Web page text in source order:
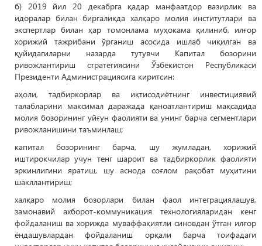
б) 2019 йил 20 декабрга қадар манфаатдор вазирлик ва
идоралар билан биргаликда халқаро молия институтлари ва
экспертлар билан ҳар томонлама муҳокама қилиниб, илғор
хорижий тажрибани ўрганиш асосида ишлаб чиқилган ва
қуйидагиларни назарда тутувчи Капитал бозорини
ривожлантириш стратегиясини Ўзбекистон Республикаси
Президенти Администрациясига киритсин:
аҳоли, тадбиркорлар ва иқтисодиётнинг инвестициявий
талабларини максимал даражада қаноатлантириш мақсадида
молия бозорининг уйғун фаолияти ва унинг барча сегментлари
ривожланишини таъминлаш;
капитал бозорининг барча, шу жумладан, хорижий
иштирокчилар учун тенг шароит ва тадбиркорлик фаолияти
эркинлигини яратиш, шу аснода соғлом рақобат муҳитини
шакллантириш;
халқаро молия бозорлари билан фаол интеграциялашув,
замонавий ахборот-коммуникация технологияларидан кенг
фойдаланиш ва хорижда муваффақиятли синовдан ўтган илғор
ёндашувлардан фойдаланиш орқали барча тоифадаги